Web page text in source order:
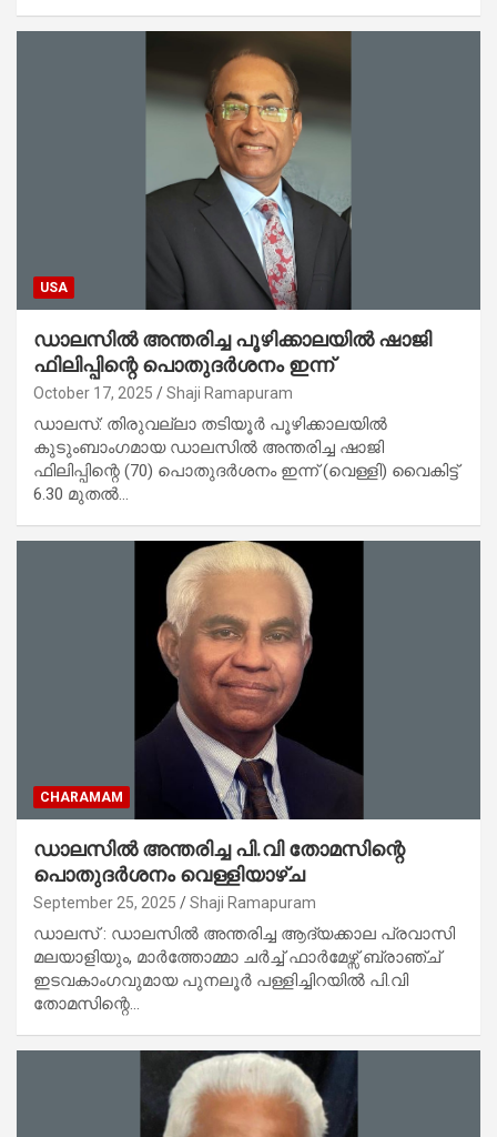
USA
ഡാലസിൽ അന്തരിച്ച പൂഴിക്കാലയിൽ ഷാജി
ഫിലിപ്പിന്റെ പൊതുദർശനം ഇന്ന്
October 17, 2025 Shaji Ramapuram
ഡാലസ്: തിരുവല്ലാ തടിയൂർ പൂഴിക്കാലയിൽ
കുടുംബാംഗമായ ഡാലസിൽ അന്തരിച്ച ഷാജി
ഫിലിപ്പിന്റെ (70) പൊതുദർശനം ഇന്ന് (വെള്ളി) വൈകിട്ട്
6.30 മുതൽ…
CHARAMAM
ഡാലസിൽ അന്തരിച്ച പി.വി തോമസിന്റെ
പൊതുദർശനം വെള്ളിയാഴ്ച
September 25, 2025 Shaji Ramapuram
ഡാലസ് : ഡാലസിൽ അന്തരിച്ച ആദ്യക്കാല പ്രവാസി
മലയാളിയും, മാർത്തോമ്മാ ചർച്ച് ഫാർമേഴ്സ് ബ്രാഞ്ച്
ഇടവകാംഗവുമായ പുനലൂർ പള്ളിച്ചിറയിൽ പി.വി
തോമസിന്റെ…